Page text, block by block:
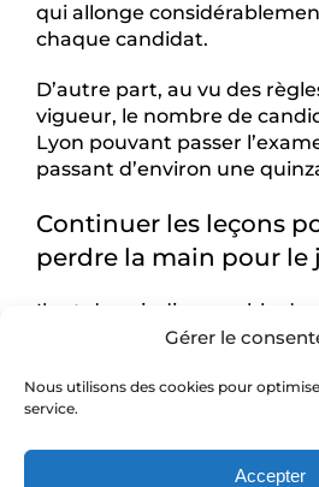
Gérer le
Nous utilisons des cookies pour
service.
Accepter
qui allonge
chaque candidat.
D’autre part, au vu des
vigueur, le nombre de
Lyon pouvant passer
passant d’environ une
Continuer les leçons
perdre la main pour le
Il est donc indispensable de
leçons de conduite pour
réflexes nécessaires à la
du permis de conduire.
Vous pourrez alors